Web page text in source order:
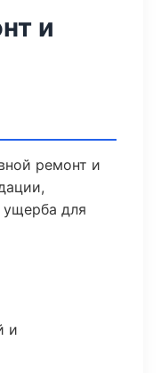
и
ремонт и
для
и